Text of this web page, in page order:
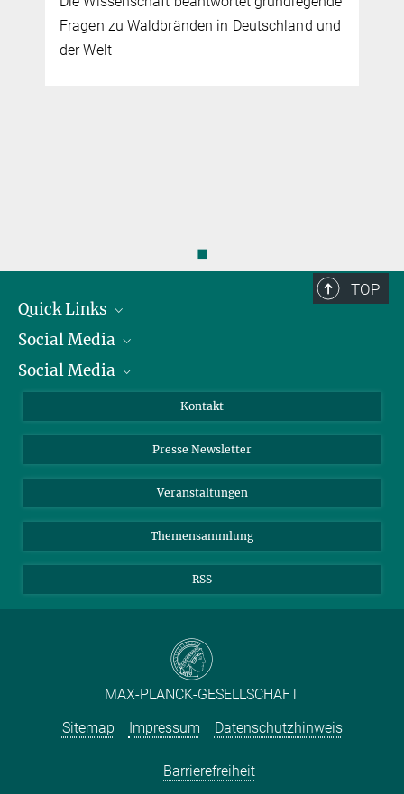
Fragen zu Waldbränden in Deutschland und
der Welt
◼
TOP
Quick Links
Präsident
Zahlen und Fakten
Social Media
Bluesky
TikTok
Social Media
Instagram
YouTube
Kontakt
Presse Newsletter
Veranstaltungen
Themensammlung
RSS
MAX-PLANCK-GESELLSCHAFT
Sitemap
Impressum Datenschutzhinweis
Barrierefreiheit